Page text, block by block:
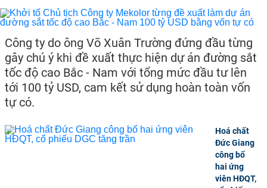
Công ty do ông Võ Xuân Trường đứng đầu từng
gây chú ý khi đề xuất thực hiện dự án đường sắt
tốc độ cao Bắc - Nam với tổng mức đầu tư lên
tới 100 tỷ USD, cam kết sử dụng hoàn toàn vốn
tự có.
Hoá chất
Đức Giang
công bố
hai ứng
viên HĐQT,